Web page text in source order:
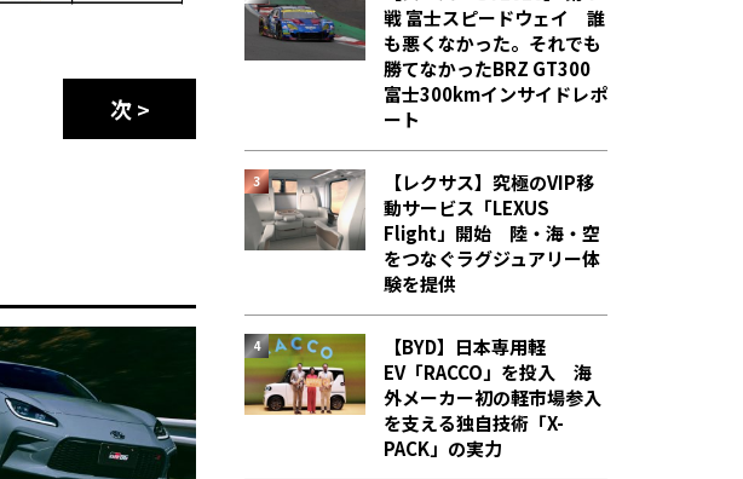
次 >
戦 富士スピードウェイ 誰
も悪くなかった。それでも
勝てなかった――BRZ GT300
富士300kmインサイドレポ
ート
【レクサス】究極のVIP移
動サービス「LEXUS
Flight」開始 陸・海・空
をつなぐラグジュアリー体
験を提供
【BYD】日本専用軽
EV「RACCO」を投入 海
外メーカー初の軽市場参入
を支える独自技術「X-
PACK」の実力